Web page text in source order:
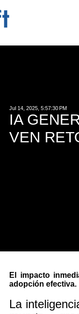
Jul 14, 2025, 5:57:30 PM
IA
VEN
El impacto
adopción efectiva.
La